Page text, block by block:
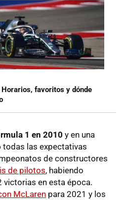
favoritos y dónde
1 en 2010 y en una
las expectativas
de constructores
de pilotos, habiendo
victorias en esta época.
McLaren para 2021 y los